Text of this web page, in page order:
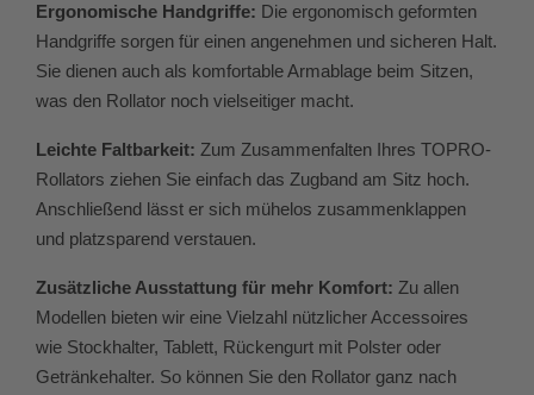
Ergonomische Handgriffe: Die ergonomisch geformten
Handgriffe sorgen für einen angenehmen und sicheren Halt.
Sie dienen auch als komfortable Armablage beim Sitzen,
was den Rollator noch vielseitiger macht.
Leichte Faltbarkeit: Zum Zusammenfalten Ihres TOPRO-
Rollators ziehen Sie einfach das Zugband am Sitz hoch.
Anschließend lässt er sich mühelos zusammenklappen
und platzsparend verstauen.
Zusätzliche Ausstattung für mehr Komfort: Zu allen
Modellen bieten wir eine Vielzahl nützlicher Accessoires
wie Stockhalter, Tablett, Rückengurt mit Polster oder
Getränkehalter. So können Sie den Rollator ganz nach